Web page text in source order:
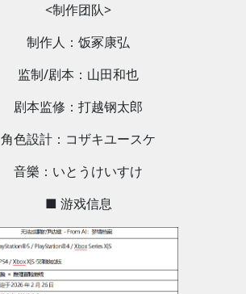
<制作团队>
制作人：饭冢康弘
监制/剧本：山田和也
剧本监修：打越钢太郎
角色設計：コザキユースケ
音樂：いとうけいすけ
■ 游戏信息